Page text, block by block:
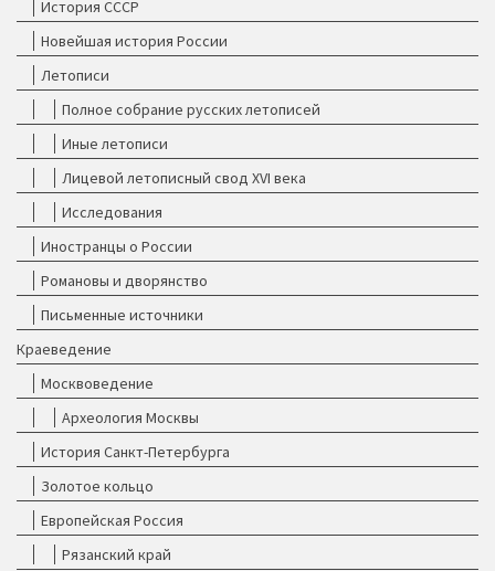
История СССР
Новейшая история России
Летописи
Полное собрание русских летописей
Иные летописи
Лицевой летописный свод XVI века
Исследования
Иностранцы о России
Романовы и дворянство
Письменные источники
Краеведение
Москвоведение
Археология Москвы
История Санкт-Петербурга
Золотое кольцо
Европейская Россия
Рязанский край